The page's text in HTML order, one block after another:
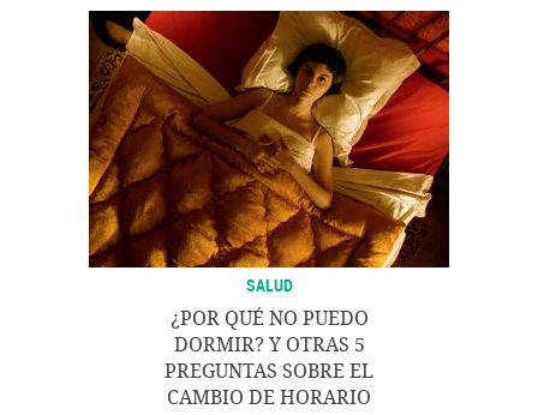
SALUD
¿POR QUÉ NO PUEDO
DORMIR? Y OTRAS 5
PREGUNTAS SOBRE EL
CAMBIO DE HORARIO